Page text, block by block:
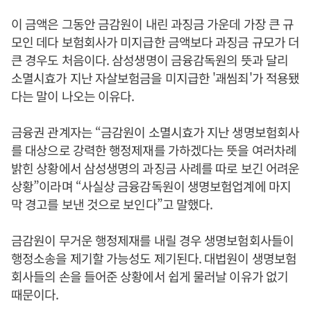
이 금액은 그동안 금감원이 내린 과징금 가운데 가장 큰 규
모인 데다 보험회사가 미지급한 금액보다 과징금 규모가 더
큰 경우도 처음이다. 삼성생명이 금융감독원의 뜻과 달리
소멸시효가 지난 자살보험금을 미지급한 '괘씸죄'가 적용됐
다는 말이 나오는 이유다.
금융권 관계자는 “금감원이 소멸시효가 지난 생명보험회사
를 대상으로 강력한 행정제재를 가하겠다는 뜻을 여러차례
밝힌 상황에서 삼성생명의 과징금 사례를 따로 보긴 어려운
상황”이라며 “사실상 금융감독원이 생명보험업계에 마지
막 경고를 보낸 것으로 보인다”고 말했다.
금감원이 무거운 행정제재를 내릴 경우 생명보험회사들이
행정소송을 제기할 가능성도 제기된다. 대법원이 생명보험
회사들의 손을 들어준 상황에서 쉽게 물러날 이유가 없기
때문이다.